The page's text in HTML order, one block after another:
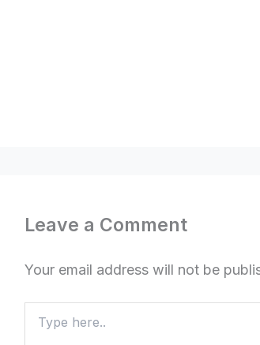
Leave a Comment
Your email address will not be
here..